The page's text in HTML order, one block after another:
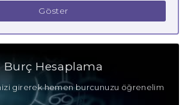
Göster
Burç Hesaplama
girerek hemen burcunuzu öğrenelim